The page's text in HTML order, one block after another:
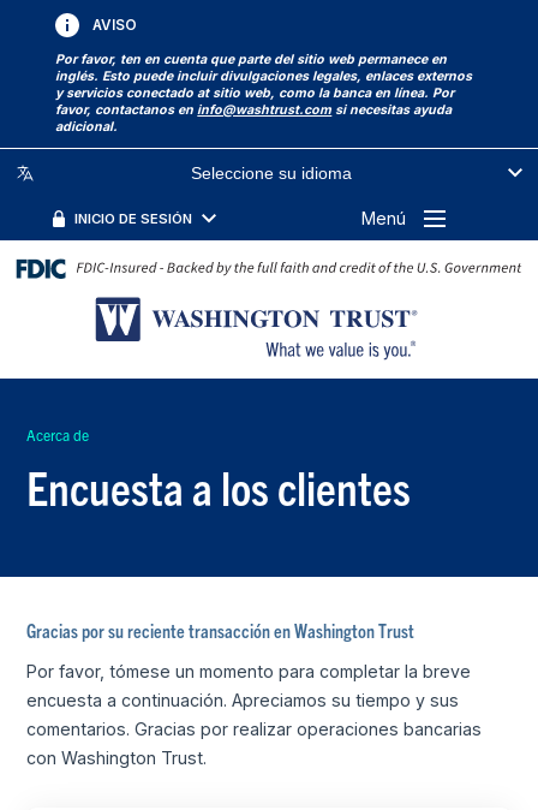
AVISO
Por favor, ten en cuenta que parte del sitio web permanece en
inglés. Esto puede incluir divulgaciones legales, enlaces externos
y servicios conectado at sitio web, como la banca en línea. Por
favor, contactanos eninfo@washtrust.com si necesitas ayuda
adicional.
Seleccione su idioma
INICIO DE SESIÓN Menú
Acerca de
Encuesta a los clientes
Gracias por su reciente transacción en Washington Trust
Por favor, tómese un momento para completar la breve
encuesta a continuación. Apreciamos su tiempo y sus
comentarios. Gracias por realizar operaciones bancarias
con Washington Trust.